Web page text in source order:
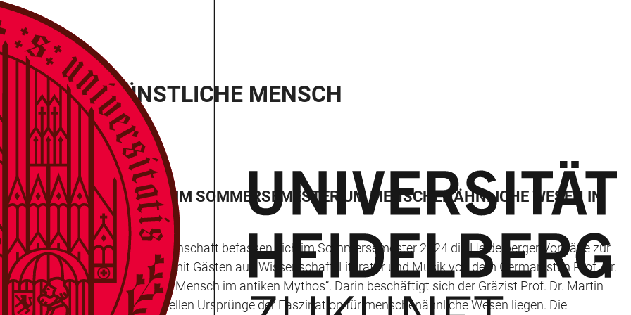
DER KÜNSTLICHE MENSCH
GEHT ES IM SOMMERSEMESTER UM MENSCHENÄHNLICHE WESEN IN
in Kunst und Wissenschaft befassen sich im Sommersemester 2024 die Heidelberger Vorträge zur
Vorlesungs- und Dialogreihe mit Gästen aus Wissenschaft, Literatur und Musik von dem Germanisten Prof. Dr.
dem Vortrag „Der künstliche Mensch im antiken Mythos“. Darin beschäftigt sich der Gräzist Prof. Dr. Martin
der Frage, worin die kulturellen Ursprünge der Faszination für menschenähnliche Wesen liegen. Die